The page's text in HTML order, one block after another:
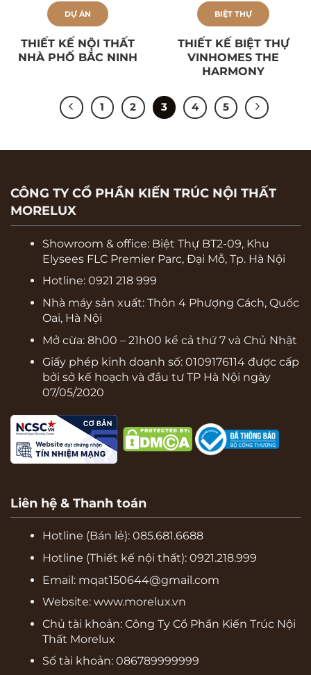
DỰ ÁN
THIẾT KẾ NỘI THẤT
NHÀ PHỐ BẮC NINH
BIỆT THỰ
THIẾT KẾ BIỆT THỰ
VINHOMES THE
HARMONY
1 2 3 4 5
CÔNG TY CỔ PHẦN KIẾN TRÚC NỘI THẤT
MORELUX
Showroom & office: Biệt Thự BT2-09, Khu
Elysees FLC Premier Parc, Đại Mỗ, Tp. Hà Nội
Hotline: 0921 218 999
Nhà máy sản xuất: Thôn 4 Phượng Cách, Quốc
Oai, Hà Nội
Mở cừa: 8h00 – 21h00 kể cả thứ 7 và Chủ Nhật
Giấy phép kinh doanh số: 0109176114 được cấp
bởi sở kế hoạch và đầu tư TP Hà Nội ngày
07/05/2020
Liên hệ & Thanh toán
Hotline (Bán lẻ): 085.681.6688
Hotline (Thiết kế nội thất): 0921.218.999
Email: mqat150644@gmail.com
Website: www.morelux.vn
Chủ tài khoản: Công Ty Cổ Phần Kiến Trúc Nội
Thất Morelux
Số tài khoản: 086789999999